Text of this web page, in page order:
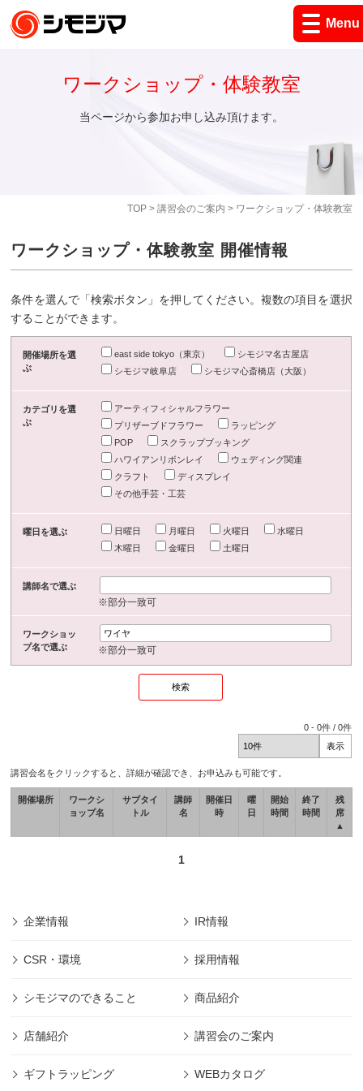
Menu
TOP> 講習会のご案内 > ワークショップ・体験教室
ワークショップ・体験教室
当ページから参加お申し込み頂けます。
ワークショップ・体験教室 開催情報
条件を選んで「検索ボタン」を押してください。複数の項目を選択
することができます。
開催場所を選
ぶ
east side tokyo（東京）
シモジマ名古屋店
シモジマ岐阜店
シモジマ心斎橋店（大阪）
カテゴリを選
ぶ
アーティフィシャルフラワー
プリザーブドフラワー
ラッピング
POP
スクラップブッキング
ハワイアンリボンレイ
ウェディング関連
クラフト
ディスプレイ
その他手芸・工芸
曜日を選ぶ 日曜日 月曜日 火曜日
水曜日
木曜日
金曜日 土曜日
講師名で選ぶ
※部分一致可
ワークショッ
プ名で選ぶ
※部分一致可
0 -0件 /0件
講習会名をクリックすると、詳細が確認でき、お申込みも可能です。
開催場所
ワークシ
ョップ名
サブタイ
トル
講師
名
開催日
時
曜
日
開始
時間
終了
時間
残
席
▲
1
企業情報 IR情報
CSR・環境 採用情報
シモジマのできること 商品紹介
店舗紹介 講習会のご案内
ギフトラッピング WEBカタログ